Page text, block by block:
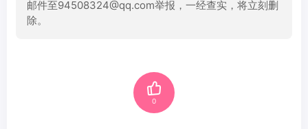
邮件至94508324@qq.com举报，一经查实，将立刻删
除。
0